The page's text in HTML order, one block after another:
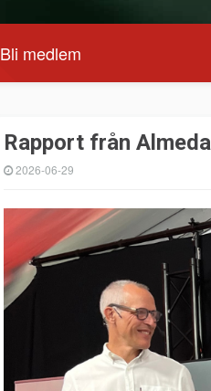
Bli medlem
Rapport från
2026-06-29